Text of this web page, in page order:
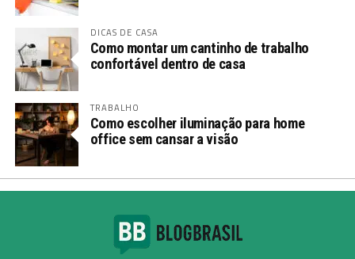
DICAS DE CASA
Como montar um cantinho de trabalho
confortável dentro de casa
TRABALHO
Como escolher iluminação para home
office sem cansar a visão